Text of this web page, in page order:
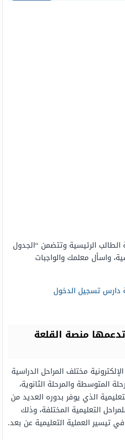
الطالب الرئيسية وتتضمن “الجدول
واسأل معلمك والواجبات
دارس تسجيل الدخول
منصة القلعة
مختلف المراحل الدراسية
المتوسطة والمرحلة الثانوية،
الذي يوفر بدوره العديد من
التعليمية المختلفة، وذلك
العملية التعليمية عن بعد.